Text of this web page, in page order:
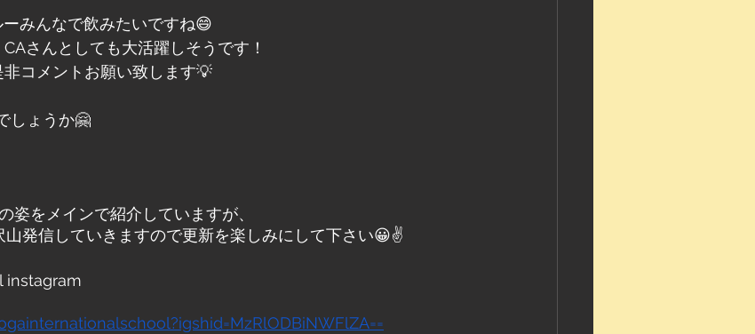
みんなで飲みたいですね😄
さんとしても大活躍しそうです！
コメントお願い致します💡
しょうか🤗
姿をメインで紹介していますが、
発信していきますので更新を楽しみにして下さい😀✌️
instagram